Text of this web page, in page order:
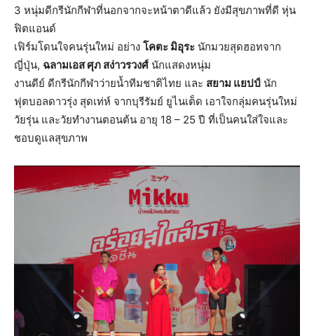
3 หนุ่มดีกรีนักกีฬาที่นอกจากจะหน้าตาดีแล้ว ยังมีสุขภาพที่ดี หุ่น
ฟิตแอนด์
เฟิร์มโดนใจคนรุ่นใหม่ อย่าง โคตะ มิอุระ นักมวยสุดฮอทจาก
ญี่ปุ่น, ฉลามเอส ศุภ สง่าวรวงศ์ นักแสดงหนุ่ม
งานดีย์ ดีกรีนักกีฬาว่ายน้ำทีมชาติไทย และ สยาม แยปป์ นัก
ฟุตบอลดาวรุ่ง สุดเท่ห์ จากบุรีรัมย์ ยูไนเต็ด เอาใจกลุ่มคนรุ่นใหม่
วัยรุ่น และวัยทำงานตอนต้น อายุ 18 – 25 ปี ที่เป็นคนใส่ใจและ
ชอบดูแลสุขภาพ